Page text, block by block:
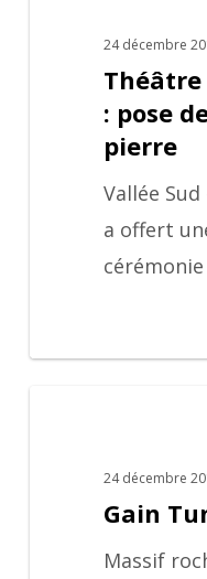
24 décembre
: pose
pierre
Vallée
a offert
24 décembre
Gain
Massif